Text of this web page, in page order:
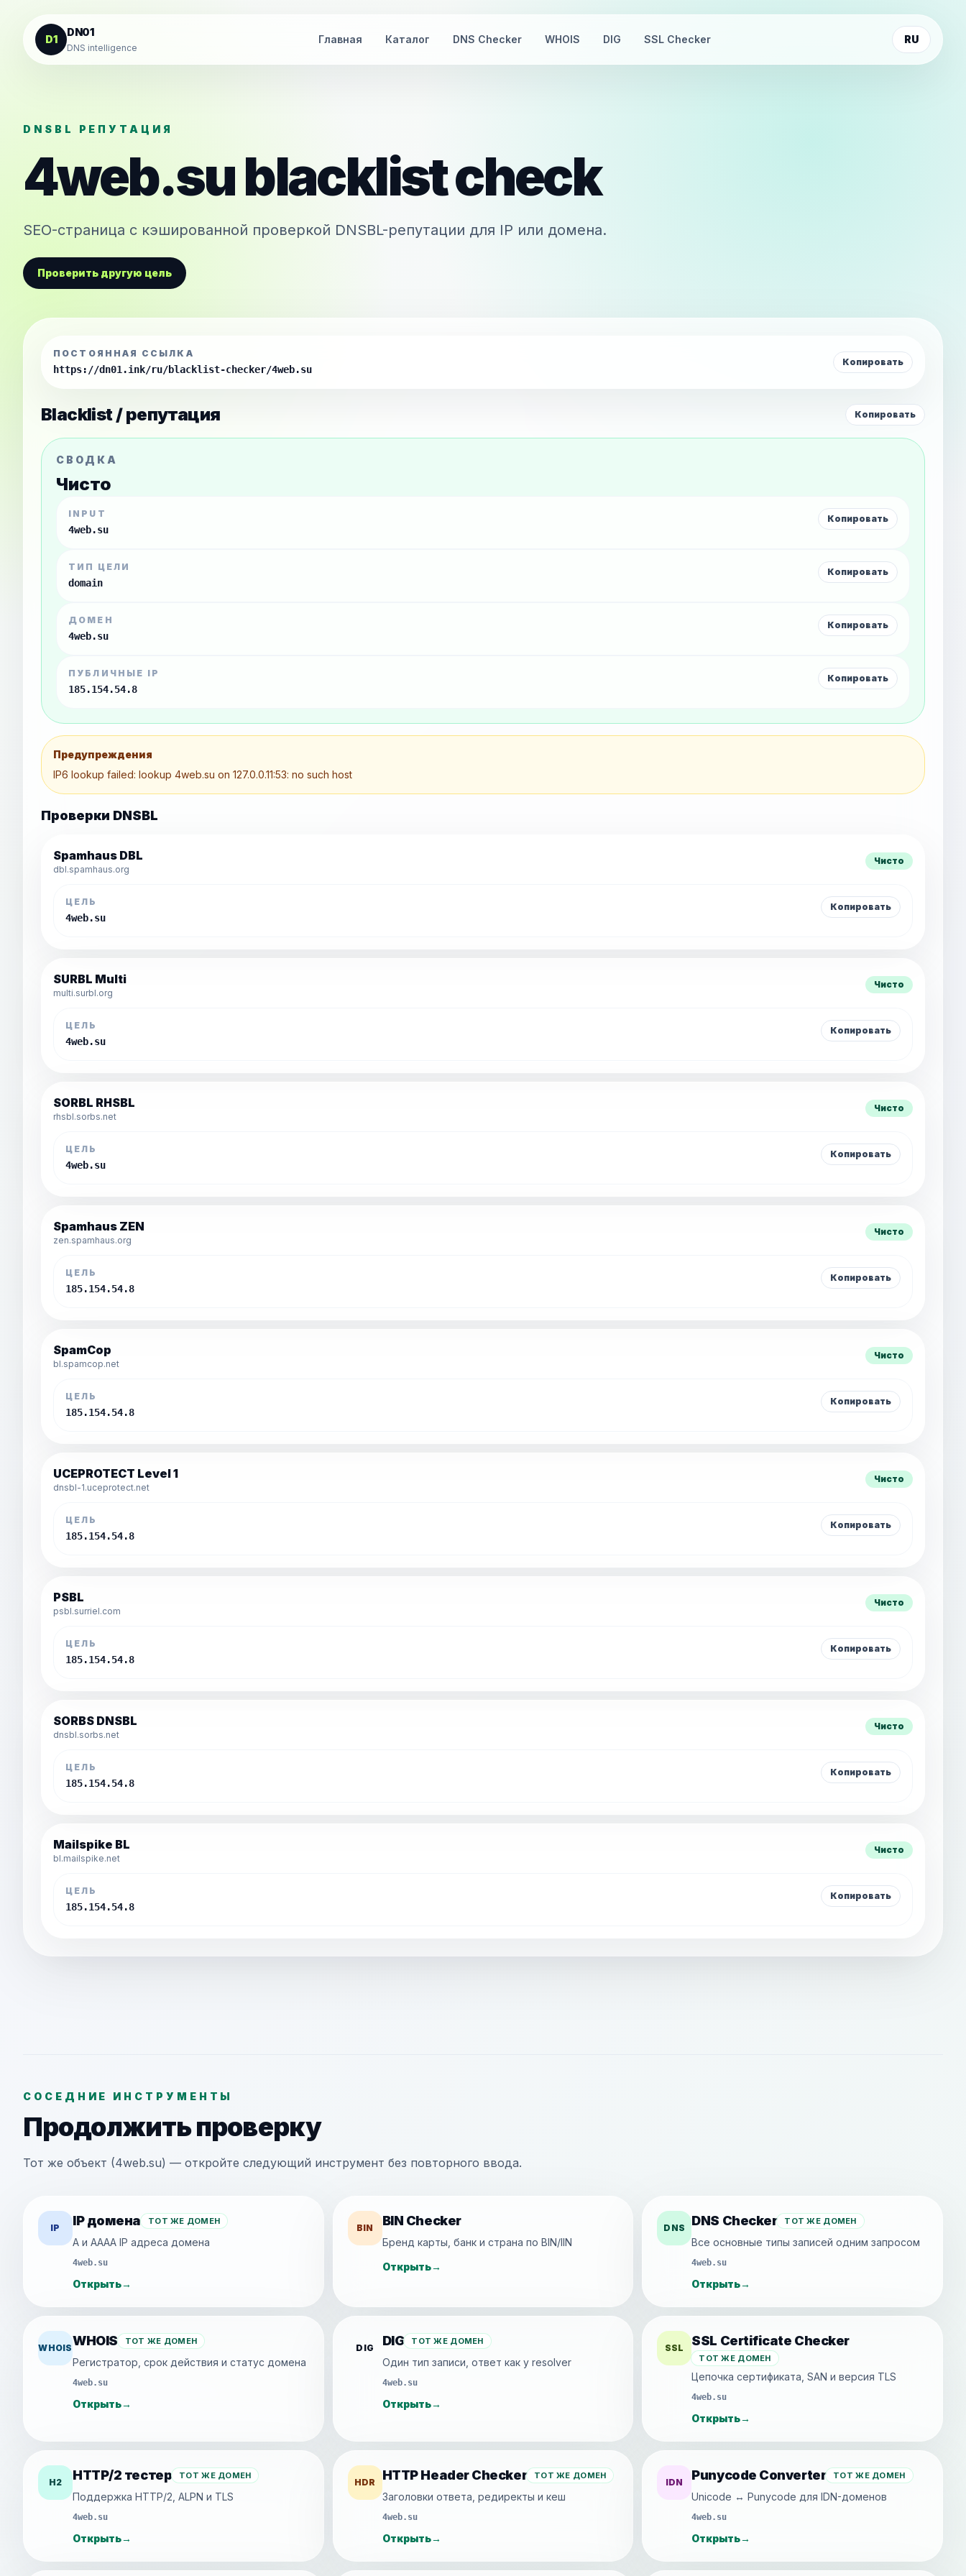
К содержанию
D1
DN01
DNS intelligence
Главная Каталог DNS Checker WHOIS DIG SSL Checker RU
DNSBL РЕПУТАЦИЯ
4web.sublacklist check
SEO-страница с кэшированной проверкой DNSBL-репутации для IP или домена.
Проверить другую цель
ПОСТОЯННАЯ ССЫЛКА
https://dn01.ink/ru/blacklist-checker/4web.su
Копировать
Blacklist / репутация Копировать
СВОДКА
Чисто
INPUT
4web.su
Копировать
ТИП ЦЕЛИ
domain
Копировать
ДОМЕН
4web.su
Копировать
ПУБЛИЧНЫЕ IP
185.154.54.8
Копировать
Предупреждения
IP6 lookup failed: lookup 4web.su on 127.0.0.11:53: no such host
Проверки DNSBL
Spamhaus DBL
dbl.spamhaus.org
Чисто
ЦЕЛЬ
4web.su
Копировать
SURBL Multi
multi.surbl.org
Чисто
ЦЕЛЬ
4web.su
Копировать
SORBL RHSBL
rhsbl.sorbs.net
Чисто
ЦЕЛЬ
4web.su
Копировать
Spamhaus ZEN
zen.spamhaus.org
Чисто
ЦЕЛЬ
185.154.54.8
Копировать
SpamCop
bl.spamcop.net
Чисто
ЦЕЛЬ
185.154.54.8
Копировать
UCEPROTECT Level 1
dnsbl-1.uceprotect.net
Чисто
ЦЕЛЬ
185.154.54.8
Копировать
PSBL
psbl.surriel.com
Чисто
ЦЕЛЬ
185.154.54.8
Копировать
SORBS DNSBL
dnsbl.sorbs.net
Чисто
ЦЕЛЬ
185.154.54.8
Копировать
Mailspike BL
bl.mailspike.net
Чисто
ЦЕЛЬ
185.154.54.8
Копировать
СОСЕДНИЕ ИНСТРУМЕНТЫ
Продолжить проверку
Тот же объект (4web.su) — откройте следующий инструмент без повторного ввода.
IP IP домена ТОТ ЖЕ ДОМЕН
A и AAAA IP адреса домена
4web.su
Открыть→
BIN BIN Checker
Бренд карты, банк и страна по BIN/IIN
Открыть→
DNS DNS Checker ТОТ ЖЕ ДОМЕН
Все основные типы записей одним запросом
4web.su
Открыть→
WHOISWHOIS ТОТ ЖЕ ДОМЕН
Регистратор, срок действия и статус домена
4web.su
Открыть→
DIG DIG ТОТ ЖЕ ДОМЕН
Один тип записи, ответ как у resolver
4web.su
Открыть→
SSL SSL Certificate Checker
ТОТ ЖЕ ДОМЕН
Цепочка сертификата, SAN и версия TLS
4web.su
Открыть→
H2 HTTP/2 тестер ТОТ ЖЕ ДОМЕН
Поддержка HTTP/2, ALPN и TLS
4web.su
Открыть→
HDR HTTP Header Checker ТОТ ЖЕ ДОМЕН
Заголовки ответа, редиректы и кеш
4web.su
Открыть→
IDN Punycode Converter ТОТ ЖЕ ДОМЕН
Unicode ↔ Punycode для IDN-доменов
4web.su
Открыть→